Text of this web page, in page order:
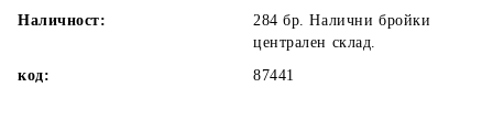
Наличност:
284 бр. Налични бройки
централен склад.
код:
87441